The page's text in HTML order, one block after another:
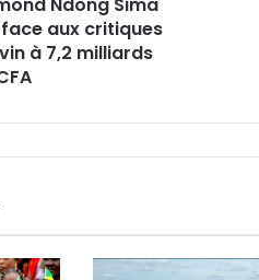
aux critiques
à 7,2 milliards